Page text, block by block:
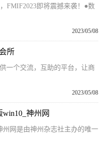
FMIF2023即将震撼来袭！●数
2023/05/08
所
一个交流，互助的平台，让商
2023/05/08
神州网
州网是由神州杂志社主办的唯一